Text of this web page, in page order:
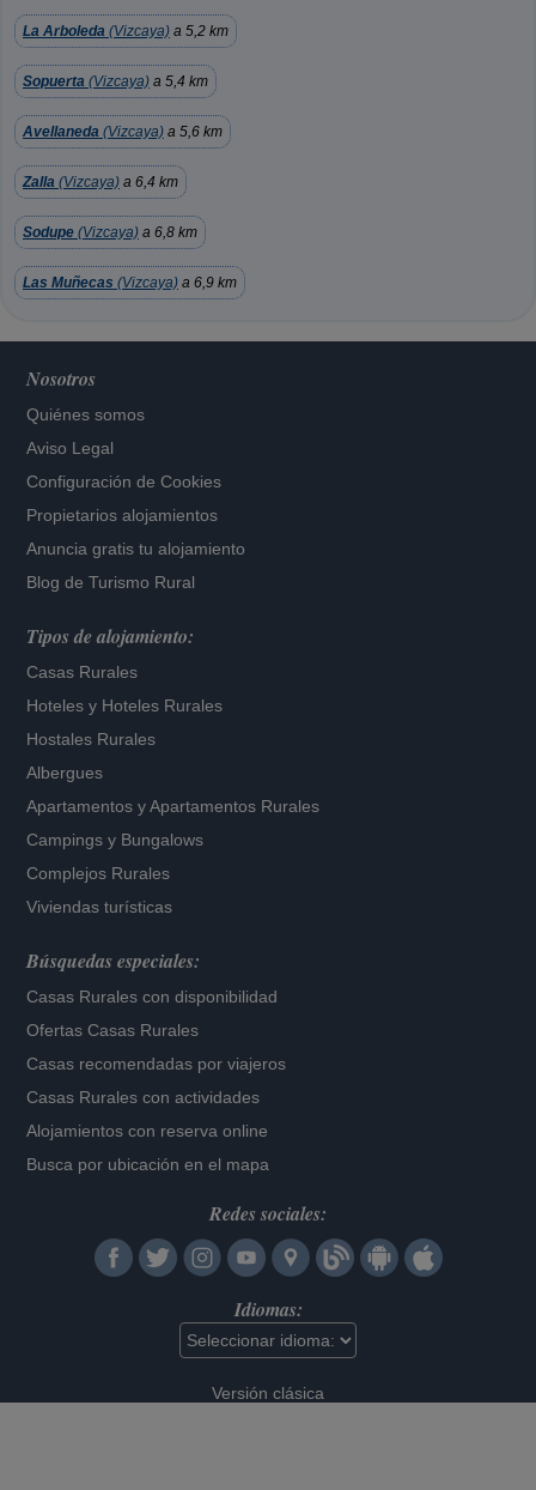
La Arboleda (Vizcaya) a 5,2 km
Sopuerta (Vizcaya) a 5,4 km
Avellaneda (Vizcaya) a 5,6 km
Zalla (Vizcaya) a 6,4 km
Sodupe (Vizcaya) a 6,8 km
Las Muñecas (Vizcaya) a 6,9 km
Nosotros
Quiénes somos
Aviso Legal
Configuración de Cookies
Propietarios alojamientos
Anuncia gratis tu alojamiento
Blog de Turismo Rural
Tipos de alojamiento:
Casas Rurales
Hoteles y Hoteles Rurales
Hostales Rurales
Albergues
Apartamentos yApartamentos Rurales
Campings y Bungalows
Complejos Rurales
Viviendas turísticas
Búsquedas especiales:
Casas Rurales con disponibilidad
Ofertas Casas Rurales
Casas recomendadas por viajeros
Casas Rurales con actividades
Alojamientos con reserva online
Busca por ubicación en el mapa
Redes sociales:
Idiomas:
Versión clásica